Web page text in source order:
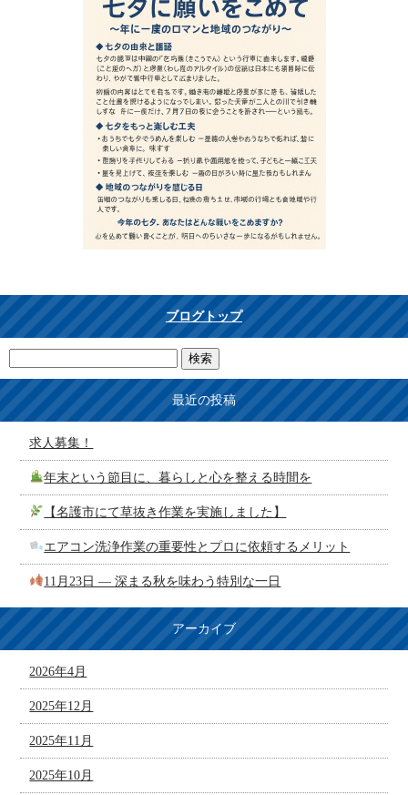
ブログトップ
最近の投稿
求人募集！
年末という節目に、暮らしと心を整える時間を
【名護市にて草抜き作業を実施しました】
エアコン洗浄作業の重要性とプロに依頼するメリット
11月23日 ― 深まる秋を味わう特別な一日
アーカイブ
2026年4月
2025年12月
2025年11月
2025年10月